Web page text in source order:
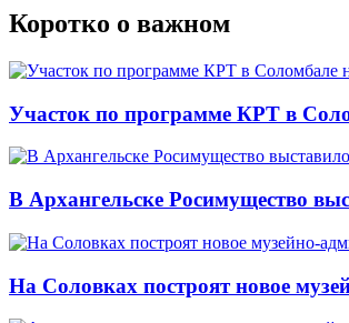
Коротко о важном
Участок по программе КРТ в
В Архангельске Росимущество
На Соловках построят новое